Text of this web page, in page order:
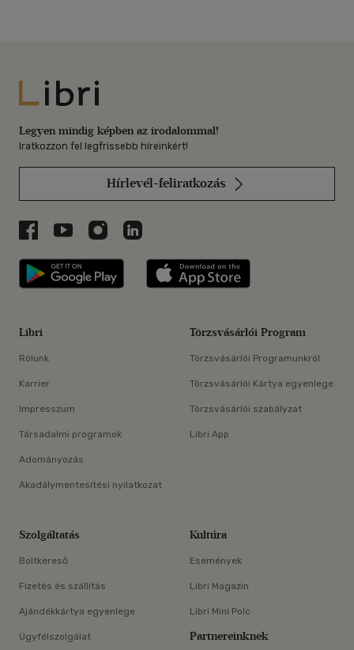
Libri
Legyen mindig képben az irodalommal!
Iratkozzon fel legfrissebb híreinkért!
Hírlevél-feliratkozás
Libri a Facebookon
Libri a Youtube-on
Libri az Instagramon
Libri a LinkedInen
Libri applikáció Szerezd meg: Google
Libri
Rólunk
Karrier
Impresszum
Társadalmi programok
Adományozás
Akadálymentesítési nyilatkozat
Törzsvásárlói Program
Törzsvásárlói Programunkról
Törzsvásárlói Kártya egyenlege
Törzsvásárlói szabályzat
Libri App
Szolgáltatás
Boltkereső
Fizetés és szállítás
Ajándékkártya egyenlege
Ügyfélszolgálat
Kultúra
Események
Libri Magazin
Libri Mini Polc
Partnereinknek